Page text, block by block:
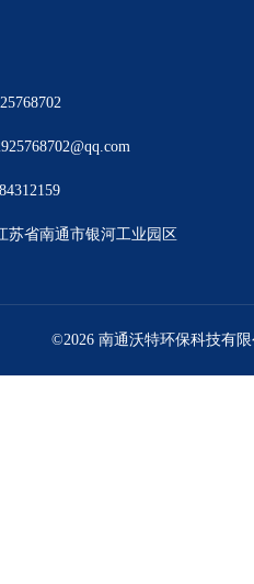
苏省南通市银河工业园区
©2026 南通沃特环保科技有